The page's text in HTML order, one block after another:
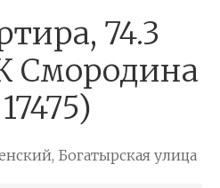
74.3
Смородина
Богатырская улица